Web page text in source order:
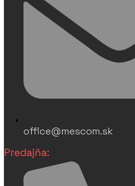
office@mescom.sk
Predajňa: